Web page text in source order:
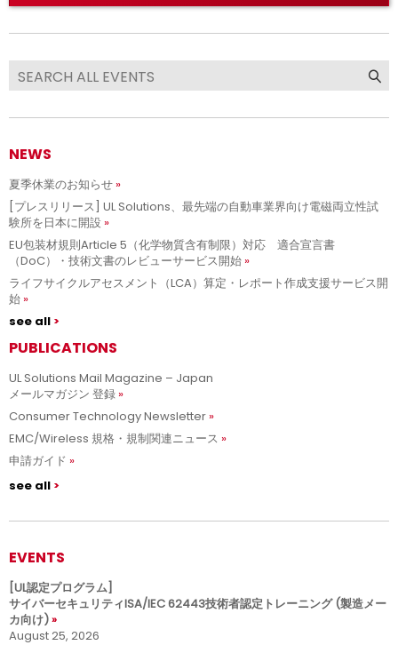
NEWS
夏季休業のお知らせ
[プレスリリース] UL Solutions、最先端の自動車業界向け電磁両立性試
験所を日本に開設
EU包装材規則Article 5（化学物質含有制限）対応 適合宣言書
（DoC）・技術文書のレビューサービス開始
ライフサイクルアセスメント（LCA）算定・レポート作成支援サービス開
始
see all
PUBLICATIONS
UL Solutions Mail Magazine – Japan
メールマガジン 登録
Consumer Technology Newsletter
EMC/Wireless 規格・規制関連ニュース
申請ガイド
see all
EVENTS
[UL認定プログラム]
サイバーセキュリティISA/IEC 62443技術者認定トレーニング (製造メー
カ向け)
August 25, 2026